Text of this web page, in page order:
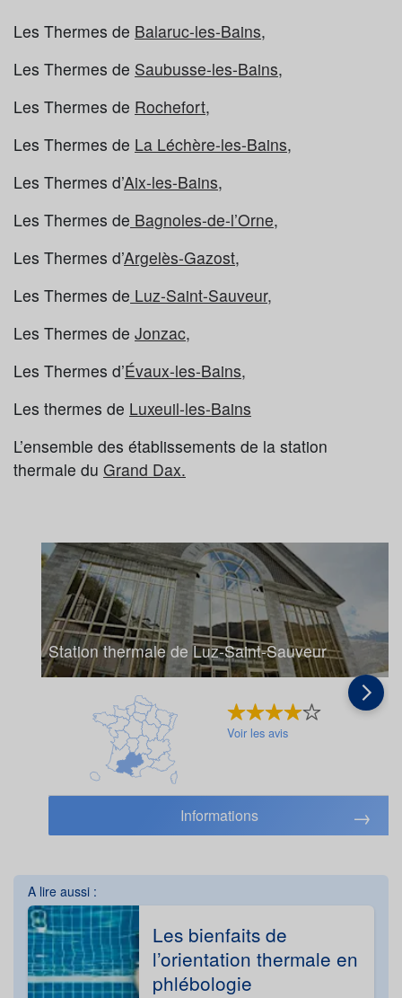
Les Thermes de Balaruc-les-Bains,
Les Thermes de Saubusse-les-Bains,
Les Thermes de Rochefort,
Les Thermes de La Léchère-les-Bains,
Les Thermes d’Aix-les-Bains,
Les Thermes de Bagnoles-de-l’Orne,
Les Thermes d’Argelès-Gazost,
Les Thermes de Luz-Saint-Sauveur,
Les Thermes de Jonzac,
Les Thermes d’Évaux-les-Bains,
Les thermes de Luxeuil-les-Bains
L’ensemble des établissements de la station
thermale du Grand Dax.
Station thermale de Luz-Saint-Sauveur
Voir les avis
Informations
A lire aussi :
Les bienfaits de
l’orientation thermale en
phlébologie